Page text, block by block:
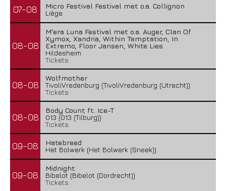
07-08
Micro Festival Festival met o.a. Collignon
Liège
08-08
M'era Luna Festival met o.a. Auger, Clan Of
Xymox, Xandria, Within Temptation, In
Extremo, Floor Jansen, White Lies
Hildesheim
Tickets
08-08
Wolfmother
TivoliVredenburg (TivoliVredenburg (Utrecht))
Tickets
08-08
Body Count ft. Ice-T
013 (013 (Tilburg))
Tickets
09-08
Hatebreed
Het Bolwerk (Het Bolwerk (Sneek))
09-08
Midnight
Bibelot (Bibelot (Dordrecht))
Tickets